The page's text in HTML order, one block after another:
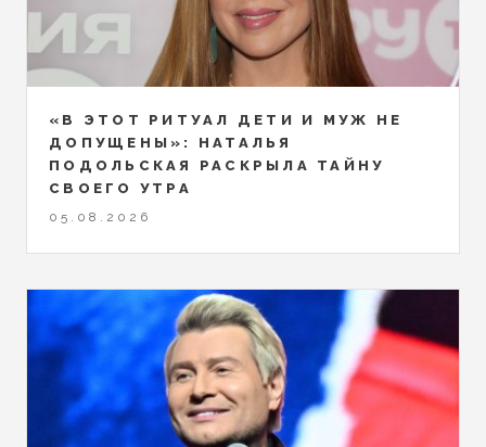
«В ЭТОТ РИТУАЛ ДЕТИ И МУЖ НЕ
ДОПУЩЕНЫ»: НАТАЛЬЯ
ПОДОЛЬСКАЯ РАСКРЫЛА ТАЙНУ
СВОЕГО УТРА
05.08.2026